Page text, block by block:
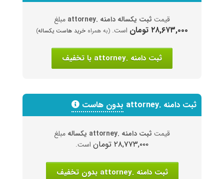
قیمت ثبت یکساله دامنه .attorney مبلغ
۲۸,۶۷۳,۰۰۰ تومان است. (به همراه خرید هاست یکساله)
ثبت دامنه .attorney با تخفیف
ثبت دامنه .attorney بدون هاست
قیمت ثبت دامنه .attorney یکساله مبلغ
۲۸,۷۷۳,۰۰۰ تومان است.
ثبت دامنه .attorney بدون تخفیف